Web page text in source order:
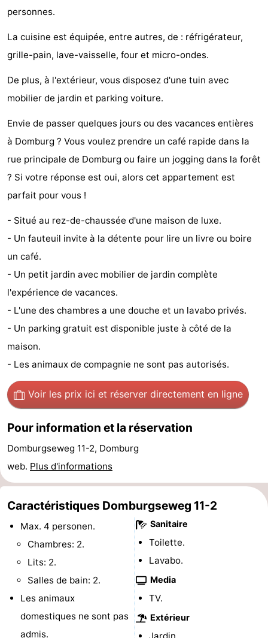
Loverendale
Résidence
Wijngaerde
Campings
Chambre
-
Buitenhof
-
Domburg
Westhove
Hôtels
Last
Voir
faire
d'intérêt
-
Monuments
-
Moulins
-
Points
de
vue
Attractions
-
Terrains
de
-
Aires
jeux
-
Parcours
mini-
Centres
bien-
Nature
personnes.
La cuisine est équipée, entre autres, de : réfrigérateur,
grille-pain, lave-vaisselle, four et micro-ondes.
De plus, à l'extérieur, vous disposez d'une tuin avec
mobilier de jardin et parking voiture.
Envie de passer quelques jours ou des vacances entières
à Domburg ? Vous voulez prendre un café rapide dans la
rue principale de Domburg ou faire un jogging dans la forêt
? Si votre réponse est oui, alors cet appartement est
parfait pour vous !
- Situé au rez-de-chaussée d'une maison de luxe.
- Un fauteuil invite à la détente pour lire un livre ou boire
un café.
- Un petit jardin avec mobilier de jardin complète
l'expérience de vacances.
- L'une des chambres a une douche et un lavabo privés.
- Un parking gratuit est disponible juste à côté de la
maison.
- Les animaux de compagnie ne sont pas autorisés.
Voir les prix ici et réserver directement en ligne
Pour information et la réservation
Domburgseweg 11-2, Domburg
web. Plus d'informations
Caractéristiques Domburgseweg 11-2
Max. 4 personen.
Chambres: 2.
Lits: 2.
Salles de bain: 2.
Les animaux
domestiques ne sont pas
admis.
Sanitaire
Toilette.
Lavabo.
Media
TV.
Extérieur